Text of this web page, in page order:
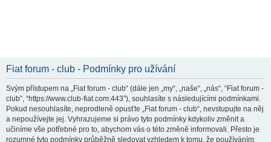
Fiat forum - club - Podmínky pro užívání
Svým přístupem na „Fiat forum - club“ (dále jen „my“, „naše“, „nás“, “Fiat forum -
club”, “https://www.club-fiat.com:443”), souhlasíte s následujícími podmínkami.
Pokud nesouhlasíte, neprodleně opusťte „Fiat forum - club“, nevstupujte na něj
a nepoužívejte jej. Vyhrazujeme si právo tyto podmínky kdykoliv změnit a
učiníme vše potřebné pro to, abychom vás o této změně informovali. Přesto je
rozumné tyto podmínky průběžně sledovat vzhledem k tomu, že používáním